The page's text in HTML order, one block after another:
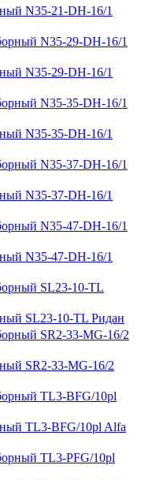
N35-21-DH-16/1
N35-29-DH-16/1
N35-35-DH-16/1
N35-37-DH-16/1
N35-47-DH-16/1
SL23-10-TL Ридан
SR2-33-MG-16/2
TL3-BFG/10pl Alfa